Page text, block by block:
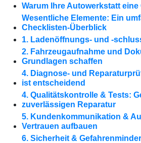
Warum Ihre Autowerkstatt
Wesentliche Elemente: Ein
Checklisten-Überblick
1. Ladenöffnungs- und -
2. Fahrzeugaufnahme und
Grundlagen schaffen
4. Diagnose- und
ist entscheidend
4. Qualitätskontrolle & Tests:
zuverlässigen Reparatur
5. Kundenkommunikation &
Vertrauen aufbauen
6. Sicherheit &